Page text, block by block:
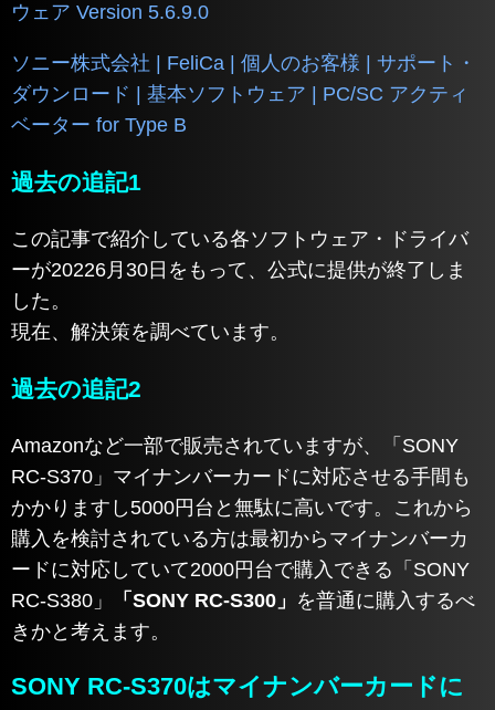
ウェア Version 5.6.9.0
ソニー株式会社 | FeliCa | 個人のお客様 | サポート・
ダウンロード | 基本ソフトウェア | PC/SC アクティ
ベーター for Type B
過去の追記1
この記事で紹介している各ソフトウェア・ドライバ
ーが20226月30日をもって、公式に提供が終了しま
した。
現在、解決策を調べています。
過去の追記2
Amazonなど一部で販売されていますが、「SONY
RC-S370」マイナンバーカードに対応させる手間も
かかりますし5000円台と無駄に高いです。これから
購入を検討されている方は最初からマイナンバーカ
ードに対応していて2000円台で購入できる「SONY
RC-S380」
「SONY RC-S300」 を普通に購入するべ
きかと考えます。
SONY RC-S370はマイナンバーカードに